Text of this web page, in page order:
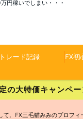
円稼いでしまい・・・
トレード記録 FX初
大特価キャンペー
て。FX三毛猫みみのプロフィ